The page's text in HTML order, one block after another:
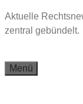
Zum
Inhalt
Aktuelle
zentral gebündelt.
Menü